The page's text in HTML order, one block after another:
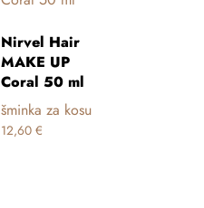
Nirvel Hair
MAKE UP
Coral 50 ml
šminka za kosu
12,60 €